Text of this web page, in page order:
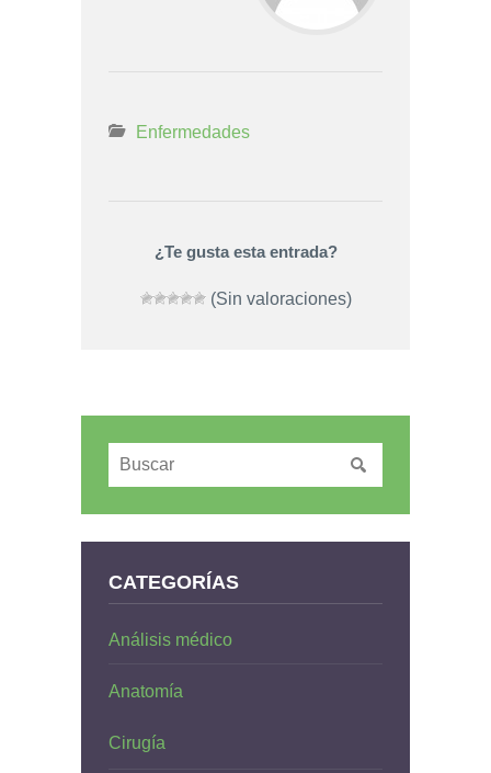
Enfermedades
¿Te gusta esta entrada?
(Sin valoraciones)
CATEGORÍAS
Análisis médico
Anatomía
Cirugía